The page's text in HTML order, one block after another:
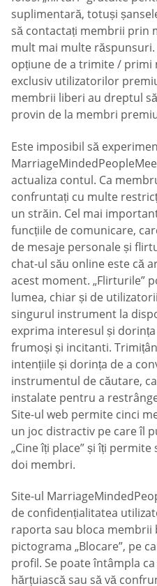
suplimentară, totuși
să contactați membrii prin
mult mai multe răspunsuri.
opțiune de a trimite / primi
exclusiv utilizatorilor
membrii liberi au dreptul
provin de la membri
Este imposibil să
actualiza contul. Ca
confruntați cu multe
un străin. Cel mai
funcțiile de comunicare,
de mesaje personale și
chat-ul său online este că
acest moment. „Flirturile”
lumea, chiar și de
singurul instrument la
exprima interesul și
frumoși și incitanti.
intențiile și dorința de a
instrumentul de căutare,
instalate pentru a
Site-ul web permite cinci
un joc distractiv pe care îl
„Cine îți place” și îți
doi membri.
Site-ul
de confidențialitatea
raporta sau bloca membrii
pictograma „Blocare”, pe
profil. Se poate întâmpla
hărțuiască sau să vă